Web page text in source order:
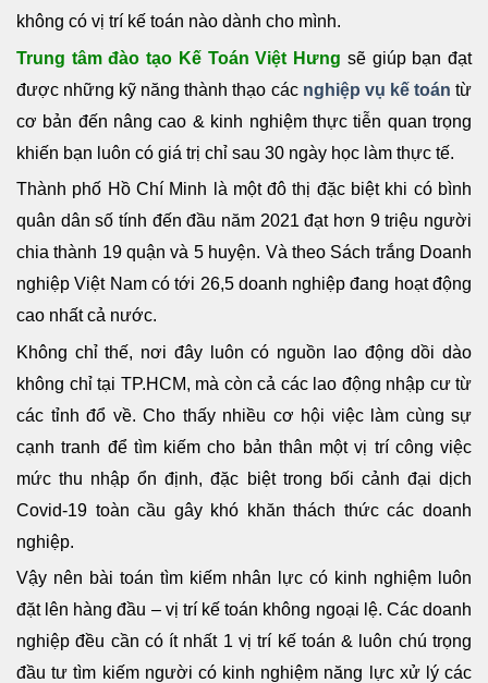
không có vị trí kế toán nào dành cho mình.
Trung tâm đào tạo Kế Toán Việt Hưng sẽ giúp bạn đạt
được những kỹ năng thành thạo các nghiệp vụ kế toán từ
cơ bản đến nâng cao & kinh nghiệm thực tiễn quan trọng
khiến bạn luôn có giá trị chỉ sau 30 ngày học làm thực tế.
Thành phố Hồ Chí Minh là một đô thị đặc biệt khi có bình
quân dân số tính đến đầu năm 2021 đạt hơn 9 triệu người
chia thành 19 quận và 5 huyện. Và theo Sách trắng Doanh
nghiệp Việt Nam có tới 26,5 doanh nghiệp đang hoạt động
cao nhất cả nước.
Không chỉ thế, nơi đây luôn có nguồn lao động dồi dào
không chỉ tại TP.HCM, mà còn cả các lao động nhập cư từ
các tỉnh đổ về. Cho thấy nhiều cơ hội việc làm cùng sự
cạnh tranh để tìm kiếm cho bản thân một vị trí công việc
mức thu nhập ổn định, đặc biệt trong bối cảnh đại dịch
Covid-19 toàn cầu gây khó khăn thách thức các doanh
nghiệp.
Vậy nên bài toán tìm kiếm nhân lực có kinh nghiệm luôn
đặt lên hàng đầu – vị trí kế toán không ngoại lệ. Các doanh
nghiệp đều cần có ít nhất 1 vị trí kế toán & luôn chú trọng
đầu tư tìm kiếm người có kinh nghiệm năng lực xử lý các